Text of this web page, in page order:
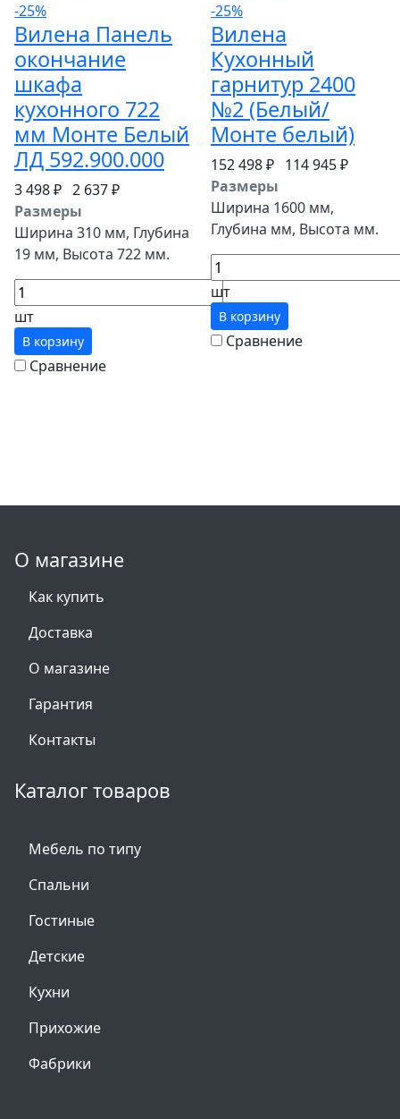
-25%
Вилена Панель
окончание
шкафа
кухонного 722
мм Монте Белый
ЛД 592.900.000
3 498 ₽ 2 637 ₽
Размеры
Ширина 310 мм, Глубина
19 мм, Высота 722 мм.
шт
В корзину
Сравнение
-25%
Вилена
Кухонный
гарнитур 2400
№2 (Белый/
Монте белый)
152 498 ₽ 114 945 ₽
Размеры
Ширина 1600 мм,
Глубина мм, Высота мм.
шт
В корзину
Сравнение
О магазине
Как купить
Доставка
О магазине
Гарантия
Контакты
Каталог товаров
Мебель по типу
Спальни
Гостиные
Детские
Кухни
Прихожие
Фабрики